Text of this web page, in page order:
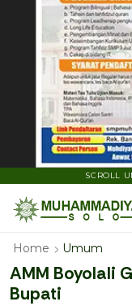
SCROLL
Home Umum
AMM Boyolali
Bupati